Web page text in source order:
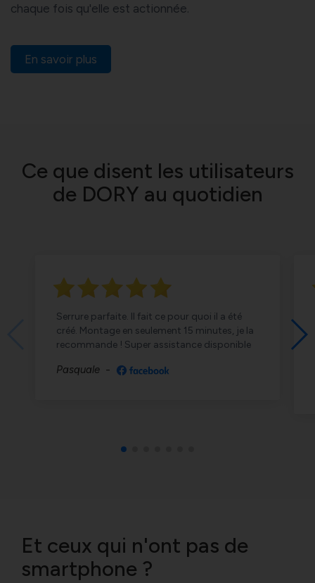
chaque fois qu'elle est actionnée.
En savoir plus
Ce que disent les utilisateurs
de DORY au quotidien
Serrure parfaite. Il fait ce pour quoi il a été
créé. Montage en seulement 15 minutes, je la
recommande ! Super assistance disponible
Pasquale -
Et ceux qui n'ont pas de
smartphone ?